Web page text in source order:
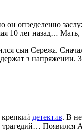
он определенно
10 лет назад…
сын Сережа.
держат в
крепкий детектив. В
трагедий…